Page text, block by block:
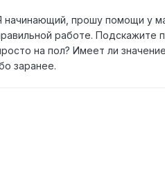
прошу помощи у
работе.
на пол? Имеет ли
заранее.